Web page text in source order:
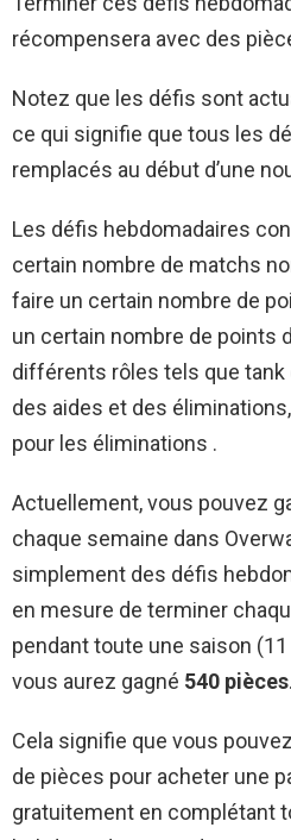
récompensera avec des
Notez que les défis sont
ce qui signifie que tous les
remplacés au début d’une
Les défis hebdomadaires
certain nombre de matchs
faire un certain nombre de
un certain nombre de points
différents rôles tels que tank
des aides et des
pour les éliminations .
Actuellement, vous pouvez
chaque semaine dans
simplement des défis
en mesure de terminer
pendant toute une saison
vous aurez gagné 540 pièces.
Cela signifie que vous
de pièces pour acheter une
gratuitement en complétant